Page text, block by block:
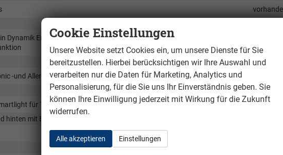
Dynamik Enceladus Grey , beheizbar und einzeln regulierbar mit lektrischer Einstellung
-und Allergenfilter mit Luftbefeuchter
für Türinnenleisten und Armaturentafel
hinten mit Einklemnmschutz
Cookie Einstellungen
Unsere Website setzt Cookies ein, um unsere Dienste für Sie
bereitzustellen. Hierbei berücksichtigen wir Ihre Auswahl und
verarbeiten nur die Daten für Marketing, Analytics und
Personalisierung, für die Sie uns Ihr Einverständnis geben. Sie
können Ihre Einwilligung jederzeit mit Wirkung für die Zukunft
widerrufen.
Alle akzeptieren Einstellungen